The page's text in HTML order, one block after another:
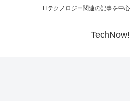
ITテクノロジー関連の記事を中
TechNow!